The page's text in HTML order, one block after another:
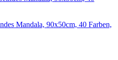
Mandala, 90x50cm, 40 Farben,